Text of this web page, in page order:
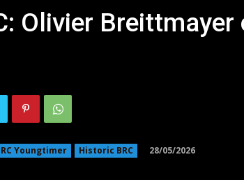
Olivier
Youngtimer Historic BRC 28/05/2026